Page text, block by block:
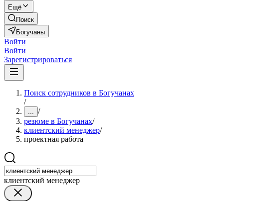
Ещё
Поиск
Богучаны
Войти
Войти
Зарегистрироваться
Поиск сотрудников в Богучанах
/
... /
резюме в Богучанах/
клиентский менеджер/
проектная работа
клиентский менеджер